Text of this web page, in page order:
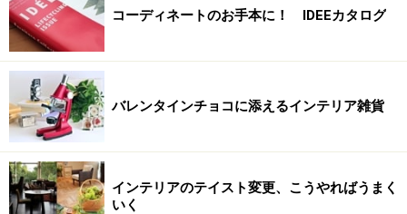
コーディネートのお手本に！ IDEEカタログ
バレンタインチョコに添えるインテリア雑貨
インテリアのテイスト変更、こうやればうまく
いく